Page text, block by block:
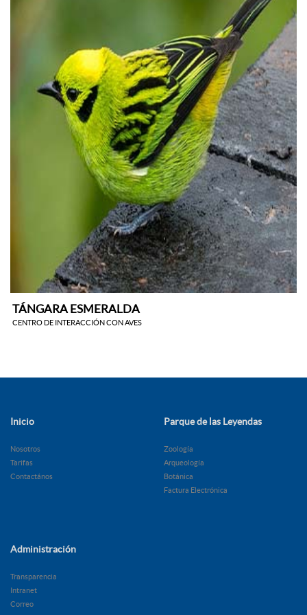
TÁNGARA ESMERALDA
CENTRO DE INTERACCIÓN CON AVES
Inicio
Nosotros
Tarifas
Contactános
Parque de las Leyendas
Zoología
Arqueología
Botánica
Factura Electrónica
Administración
Transparencia
Intranet
Correo